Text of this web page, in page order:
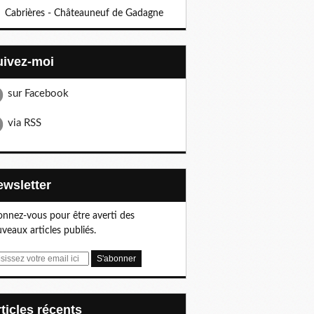
Cabrières - Châteauneuf de Gadagne
moi
sur Facebook
via RSS
vous pour être averti des
articles publiés.
récents